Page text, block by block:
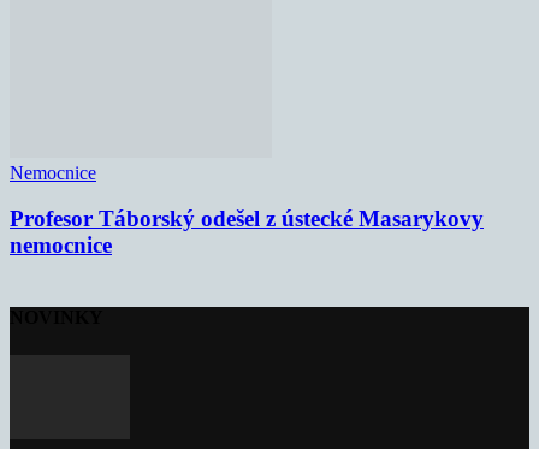
Nemocnice
Profesor Táborský odešel z ústecké Masarykovy
nemocnice